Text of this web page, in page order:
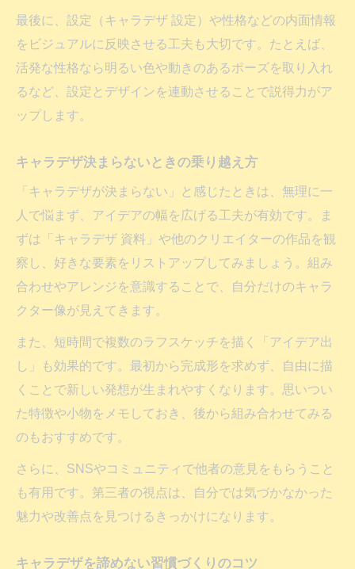
ック
初心者が迷わないキャラデザ資料の整理術
メーカーやSNSでキャラデザ参考事例を探
す
キャラデザ資料分析で描き方を磨くコツ
最後に、設定（キャラデザ 設定）や性格などの内面情報
をビジュアルに反映させる工夫も大切です。たとえば、
活発な性格なら明るい色や動きのあるポーズを取り入れ
るなど、設定とデザインを連動させることで説得力がア
ップします。
キャラデザ決まらないときの乗り越え方
「キャラデザが決まらない」と感じたときは、無理に一
人で悩まず、アイデアの幅を広げる工夫が有効です。ま
ずは「キャラデザ 資料」や他のクリエイターの作品を観
察し、好きな要素をリストアップしてみましょう。組み
合わせやアレンジを意識することで、自分だけのキャラ
クター像が見えてきます。
また、短時間で複数のラフスケッチを描く「アイデア出
し」も効果的です。最初から完成形を求めず、自由に描
くことで新しい発想が生まれやすくなります。思いつい
た特徴や小物をメモしておき、後から組み合わせてみる
のもおすすめです。
さらに、SNSやコミュニティで他者の意見をもらうこと
も有用です。第三者の視点は、自分では気づかなかった
魅力や改善点を見つけるきっかけになります。
キャラデザを諦めない習慣づくりのコツ